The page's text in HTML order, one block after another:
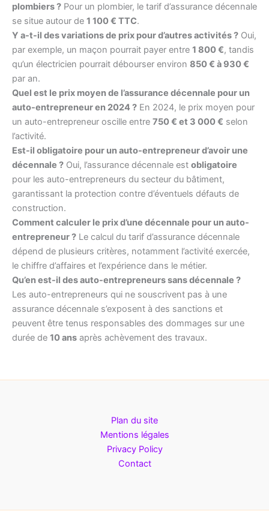
plombiers ? Pour un plombier, le tarif d’assurance décennale
se situe autour de 1 100 € TTC.
Y a-t-il des variations de prix pour d’autres activités ? Oui,
par exemple, un maçon pourrait payer entre 1 800 €, tandis
qu’un électricien pourrait débourser environ 850 € à 930 €
par an.
Quel est le prix moyen de l’assurance décennale pour un
auto-entrepreneur en 2024 ? En 2024, le prix moyen pour
un auto-entrepreneur oscille entre 750 € et 3 000 € selon
l’activité.
Est-il obligatoire pour un auto-entrepreneur d’avoir une
décennale ? Oui, l’assurance décennale est obligatoire
pour les auto-entrepreneurs du secteur du bâtiment,
garantissant la protection contre d’éventuels défauts de
construction.
Comment calculer le prix d’une décennale pour un auto-
entrepreneur ? Le calcul du tarif d’assurance décennale
dépend de plusieurs critères, notamment l’activité exercée,
le chiffre d’affaires et l’expérience dans le métier.
Qu’en est-il des auto-entrepreneurs sans décennale ?
Les auto-entrepreneurs qui ne souscrivent pas à une
assurance décennale s’exposent à des sanctions et
peuvent être tenus responsables des dommages sur une
durée de 10 ans après achèvement des travaux.
Plan du site
Mentions légales
Privacy Policy
Contact